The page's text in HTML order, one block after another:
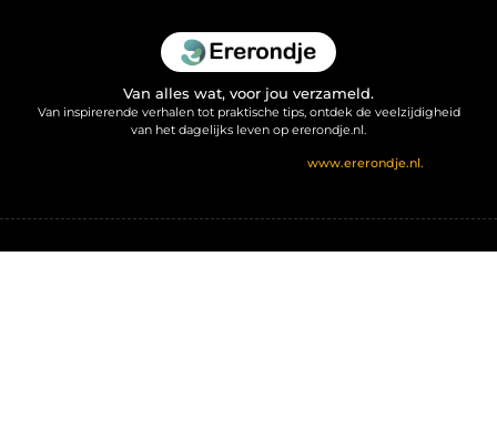
Van alles wat, voor jou verzameld.
Van inspirerende verhalen tot praktische tips, ontdek de veelzijdigheid
van het dagelijks leven op ererondje.nl.
www.ererondje.nl.